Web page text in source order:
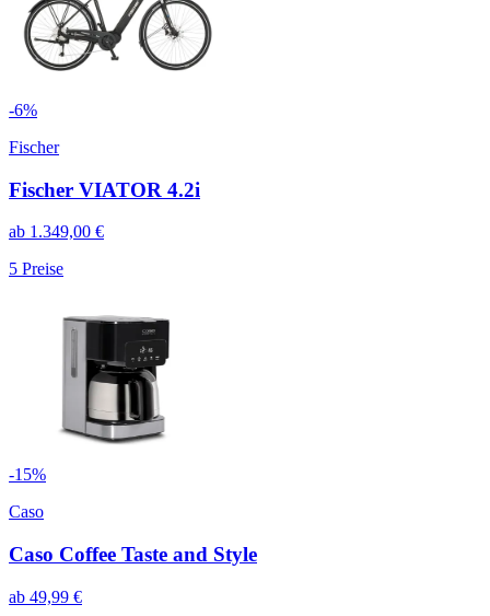
-6%
Fischer
Fischer VIATOR 4.2i
ab 1.349,00 €
5 Preise
-15%
Caso
Caso Coffee Taste and Style
ab 49,99 €